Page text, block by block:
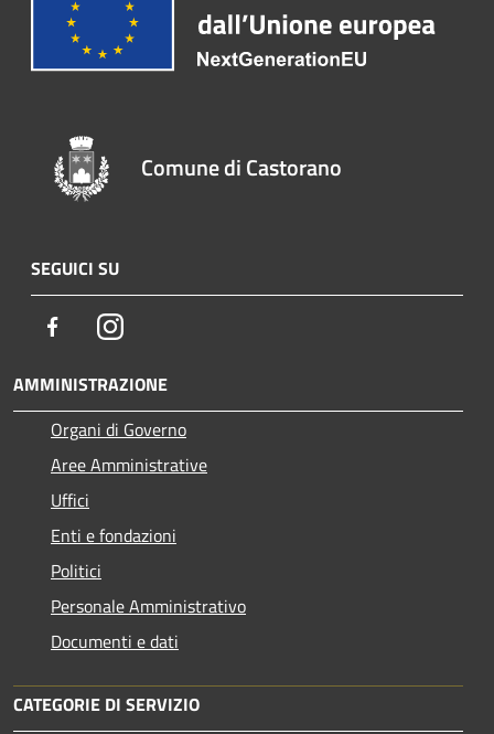
Comune di Castorano
SEGUICI SU
FacebookInstagram
AMMINISTRAZIONE
Organi di Governo
Aree Amministrative
Uffici
Enti e fondazioni
Politici
Personale Amministrativo
Documenti e dati
CATEGORIE DI SERVIZIO